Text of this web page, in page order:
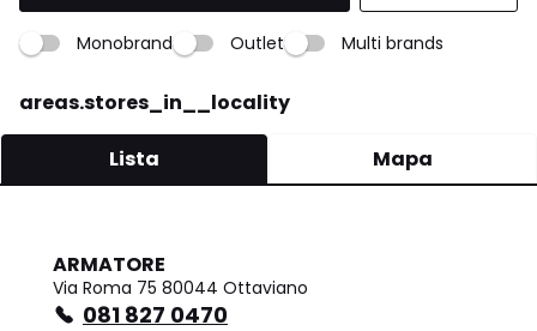
Monobrand Outlet Multi brands
areas.stores_in__locality
Lista Mapa
ARMATORE
Via Roma 75 80044 Ottaviano
081 827 0470